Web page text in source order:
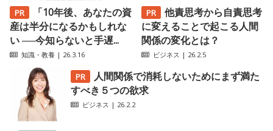
「10年後、あなたの資
産は半分になるかもしれな
い ──今知らないと手遅...
知識・教養 | 26.3.16
他責思考から自責思考
に変えることで起こる人間
関係の変化とは？
ビジネス | 26.2.5
人間関係で消耗しないためにまず満た
すべき５つの欲求
ビジネス | 26.2.2